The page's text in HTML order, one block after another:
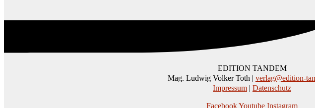
EDITION TANDEM
Mag. Ludwig Volker Toth | verlag@edition-
Impressum | Datenschutz
FacebookYoutube Instagram